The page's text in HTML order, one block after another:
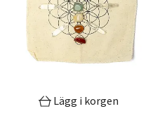
Lägg i korgen